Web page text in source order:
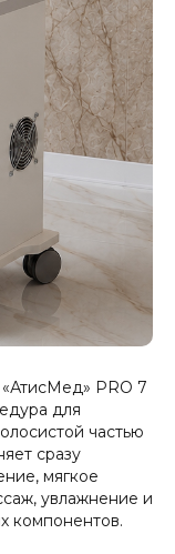
PRO 7
для
частью
сразу
мягкое
увлажнение и
компонентов.